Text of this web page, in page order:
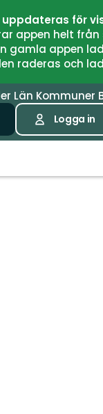
för
appen helt
gamla appen
raderas och
Län Kommuner
Logga in